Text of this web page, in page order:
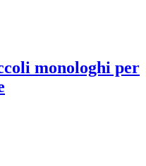
monologhi per